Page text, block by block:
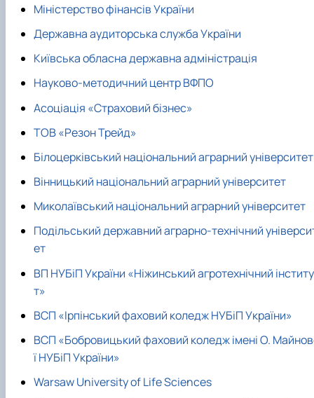
Міністерство фінансів України
Державна аудиторська служба України
Київська обласна державна адміністрація
Науково-методичний центр ВФПО
Асоціація «Страховий бізнес»
ТОВ «Резон Трейд»
Білоцерківський національний аграрний університет
Вінницький національний аграрний університет
Миколаївський національний аграрний університет
Подільський державний аграрно-технічний
ет
ВП НУБіП України «Ніжинський агротехнічний інститу
т»
ВСП «Ірпінський фаховий коледж НУБіП України»
ВСП «Бобровицький фаховий коледж імені О.
ї НУБіП України»
Warsaw University of Life Sciences